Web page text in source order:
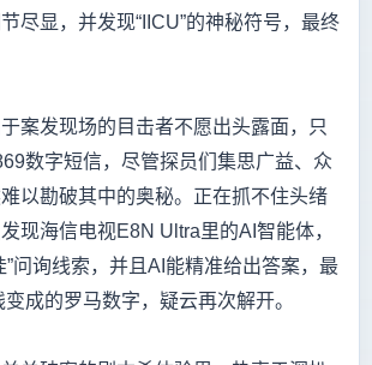
尽显，并发现“IICU”的神秘符号，最终
案发现场的目击者不愿出头露面，只
数字短信，尽管探员们集思广益、众
以勘破其中的奥秘。正在抓不住头绪
现海信电视E8N Ultra里的AI智能体，
”问询线索，并且AI能精准给出答案，最
成的罗马数字，疑云再次解开。